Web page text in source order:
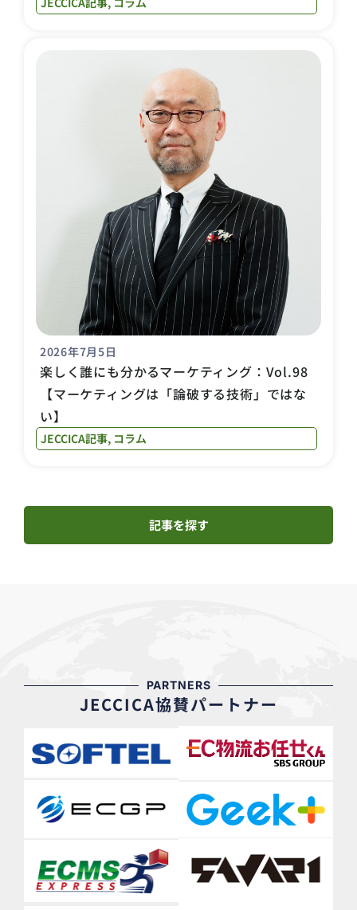
2026年7月5日
楽しく誰にも分かるマーケティング：Vol.98
【マーケティングは「論破する技術」ではな
い】
JECCICA記事, コラム
記事を探す
PARTNERS
JECCICA協賛パートナー